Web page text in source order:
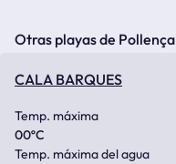
Otras playas de Pollença
CALA BARQUES
Temp. máxima
00ºC
Temp. máxima del agua